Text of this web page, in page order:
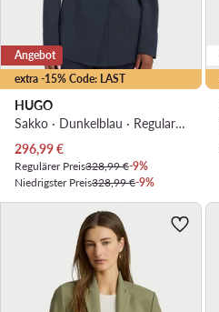
extra -15% Code: LAST
Angebot
HUGO
Sakko · Dunkelblau · Regular Fit
Aktueller Preis
296,99€
Regulärer Preis328,99 €-9%
Niedrigster Preis328,99 €-9%